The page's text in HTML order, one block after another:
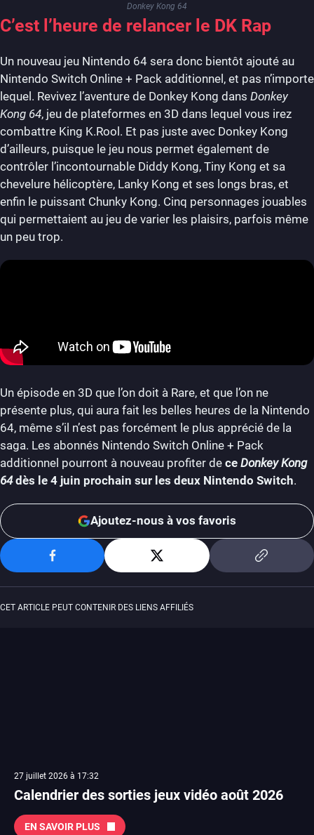
Donkey Kong 64
C’est l’heure de relancer le DK Rap
Un nouveau jeu Nintendo 64 sera donc bientôt ajouté au
Nintendo Switch Online + Pack additionnel, et pas n’importe
lequel. Revivez l’aventure de Donkey Kong dans Donkey
Kong 64, jeu de plateformes en 3D dans lequel vous irez
combattre King K.Rool. Et pas juste avec Donkey Kong
d’ailleurs, puisque le jeu nous permet également de
contrôler l’incontournable Diddy Kong, Tiny Kong et sa
chevelure hélicoptère, Lanky Kong et ses longs bras, et
enfin le puissant Chunky Kong. Cinq personnages jouables
qui permettaient au jeu de varier les plaisirs, parfois même
un peu trop.
Un épisode en 3D que l’on doit à Rare, et que l’on ne
présente plus, qui aura fait les belles heures de la Nintendo
64, même s’il n’est pas forcément le plus apprécié de la
saga. Les abonnés Nintendo Switch Online + Pack
additionnel pourront à nouveau profiter de ce Donkey Kong
64dès le 4 juin prochain sur les deux Nintendo Switch.
Ajoutez-nous à vos favoris
CET ARTICLE PEUT CONTENIR DES LIENS AFFILIÉS
27 juillet 2026 à 17:32
Calendrier des sorties jeux vidéo août 2026
EN SAVOIR PLUS